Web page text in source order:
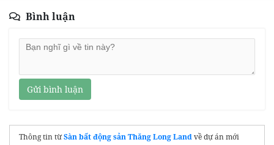
Bình luận
Gửi bình luận
Thông tin từSàn bất động sản Thăng Long Landvề dự án mới